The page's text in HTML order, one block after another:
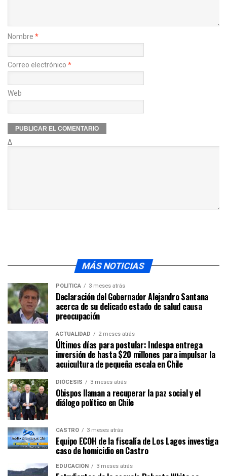
Nombre *
Correo electrónico *
Web
Δ
MÁS NOTICIAS
POLÍTICA 3 meses atrás
Declaración del Gobernador Alejandro Santana
acerca de su delicado estado de salud causa
preocupación
ACTUALIDAD 2 meses atrás
Últimos días para postular: Indespa entrega
inversión de hasta $20 millones para impulsar la
acuicultura de pequeña escala en Chile
DIÓCESIS 3 meses atrás
Obispos llaman a recuperar la paz social y el
diálogo político en Chile
CASTRO 3 meses atrás
Equipo ECOH de la fiscalía de Los Lagos investiga
caso de homicidio en Castro
EDUCACIÓN 3 meses atrás